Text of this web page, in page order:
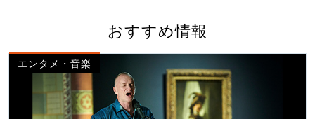
おすすめ情報
エンタメ・音楽